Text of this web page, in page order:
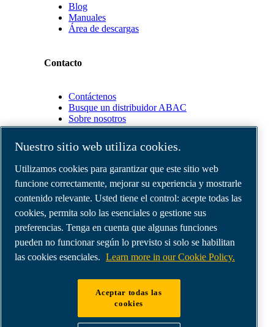
Blog
Manuales
Área de descargas
Contacto
Contáctenos
Busque un distribuidor ABAC
Sobre nosotros
Socios
Área
de
distribuidores
E-
Connect
2.0
Business
Portal
Gallery
Compresores de aire ABAC
Nuestro sitio web utiliza cookies.
Utilizamos cookies para garantizar que este sitio web
funcione correctamente, mejorar su experiencia y mostrarle
contenido relevante. Usted tiene el control: acepte todas las
cookies, permita solo las esenciales o gestione sus
preferencias. Tenga en cuenta que algunas funciones
pueden no funcionar según lo previsto si solo se habilitan
las cookies esenciales. Learn more in our Cookie Policy.
Aceptar todas las
cookies